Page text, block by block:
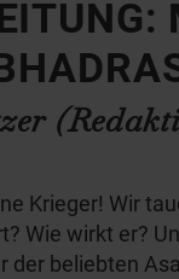
Krieger! Wir
Wie wirkt er?
der beliebten